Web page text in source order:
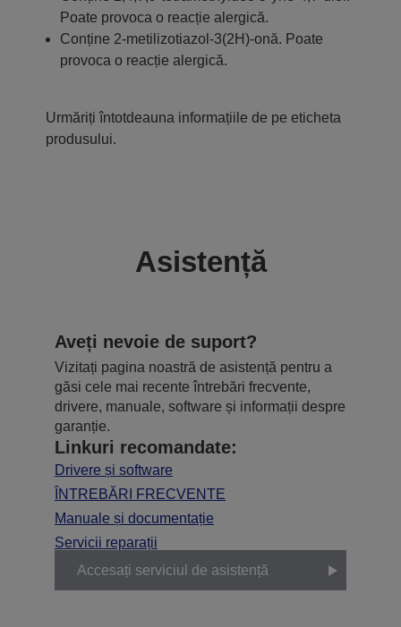
Poate provoca o reacție alergică.
Conține 2-metilizotiazol-3(2H)-onă. Poate
provoca o reacție alergică.
Urmăriți întotdeauna informațiile de pe eticheta
produsului.
Asistență
Aveți nevoie de suport?
Vizitați pagina noastră de asistență pentru a
găsi cele mai recente întrebări frecvente,
drivere, manuale, software și informații despre
garanție.
Linkuri recomandate:
Drivere și software
ÎNTREBĂRI FRECVENTE
Manuale și documentație
Servicii reparații
Accesați serviciul de asistență